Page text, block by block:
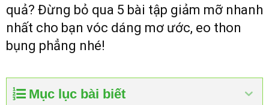
quả? Đừng bỏ qua 5 bài tập giảm mỡ nhanh
nhất cho bạn vóc dáng mơ ước, eo thon
bụng phẳng nhé!
Mục lục bài biết